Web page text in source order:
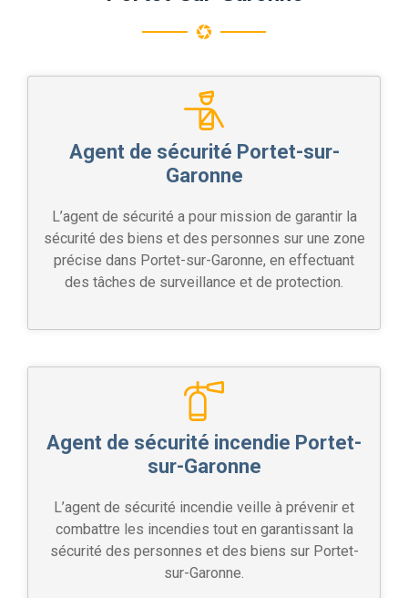
Agent de sécurité Portet-sur-
Garonne
L’agent de sécurité a pour mission de garantir la
sécurité des biens et des personnes sur une zone
précise dans Portet-sur-Garonne, en effectuant
des tâches de surveillance et de protection.
Agent de sécurité incendie Portet-
sur-Garonne
L’agent de sécurité incendie veille à prévenir et
combattre les incendies tout en garantissant la
sécurité des personnes et des biens sur Portet-
sur-Garonne.